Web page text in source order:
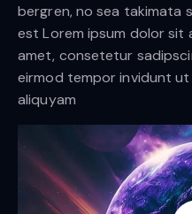
bergren, no sea takimata
est Lorem ipsum dolor sit
amet, consetetur
eirmod tempor invidunt
aliquyam